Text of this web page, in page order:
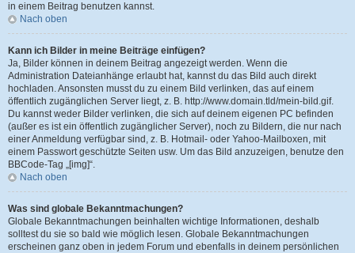
in einem Beitrag benutzen kannst.
Nach oben
Kann ich Bilder in meine Beiträge einfügen?
Ja, Bilder können in deinem Beitrag angezeigt werden. Wenn die
Administration Dateianhänge erlaubt hat, kannst du das Bild auch direkt
hochladen. Ansonsten musst du zu einem Bild verlinken, das auf einem
öffentlich zugänglichen Server liegt, z. B. http://www.domain.tld/mein-bild.gif.
Du kannst weder Bilder verlinken, die sich auf deinem eigenen PC befinden
(außer es ist ein öffentlich zugänglicher Server), noch zu Bildern, die nur nach
einer Anmeldung verfügbar sind, z. B. Hotmail- oder Yahoo-Mailboxen, mit
einem Passwort geschützte Seiten usw. Um das Bild anzuzeigen, benutze den
BBCode-Tag „[img]“.
Nach oben
Was sind globale Bekanntmachungen?
Globale Bekanntmachungen beinhalten wichtige Informationen, deshalb
solltest du sie so bald wie möglich lesen. Globale Bekanntmachungen
erscheinen ganz oben in jedem Forum und ebenfalls in deinem persönlichen